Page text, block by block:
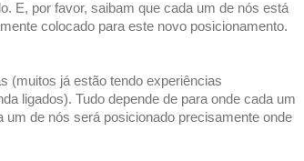
E, por favor, saibam que cada um de nós está
colocado para este novo posicionamento.
(muitos já estão tendo experiências
ligados). Tudo depende de para onde cada um
um de nós será posicionado precisamente onde